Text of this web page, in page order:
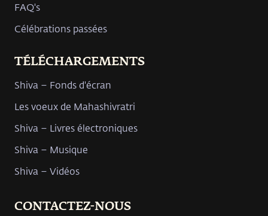
FAQ's
Célébrations passées
TÉLÉCHARGEMENTS
Shiva – Fonds d'écran
Les voeux de Mahashivratri
Shiva – Livres électroniques
Shiva – Musique
Shiva – Vidéos
CONTACTEZ-NOUS